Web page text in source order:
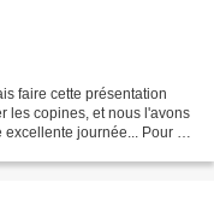
faire cette présentation
les copines, et nous l'avons
journée... Pour sa